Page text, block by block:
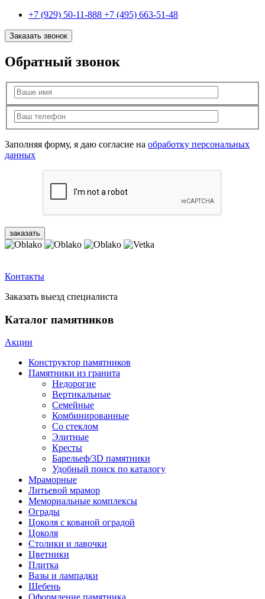
+7 (929) 50-11-888 +7 (495) 663-51-48
Заказать звонок
Обратный звонок
Заполняя форму, я даю согласие на обработку персональных
данных
Контакты
Заказать выезд специалиста
Каталог памятников
Акции
Конструктор памятников
Памятники из гранита
Недорогие
Вертикальные
Семейные
Комбинированные
Со стеклом
Элитные
Кресты
Барельеф/3D памятники
Удобный поиск по каталогу
Мраморные
Литьевой мрамор
Мемориальные комплексы
Ограды
Цоколя с кованой оградой
Цоколя
Столики и лавочки
Цветники
Плитка
Вазы и лампадки
Щебень